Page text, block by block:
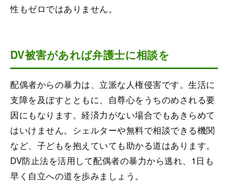
性もゼロではありません。
DV被害があれば弁護士に相談を
配偶者からの暴力は、立派な人権侵害です。生活に
支障を及ぼすとともに、自尊心をうちのめされる要
因にもなります。経済力がない場合でもあきらめて
はいけません。シェルターや無料で相談できる機関
など、子どもを抱えていても助かる道はあります。
DV防止法を活用して配偶者の暴力から逃れ、1日も
早く自立への道を歩みましょう。